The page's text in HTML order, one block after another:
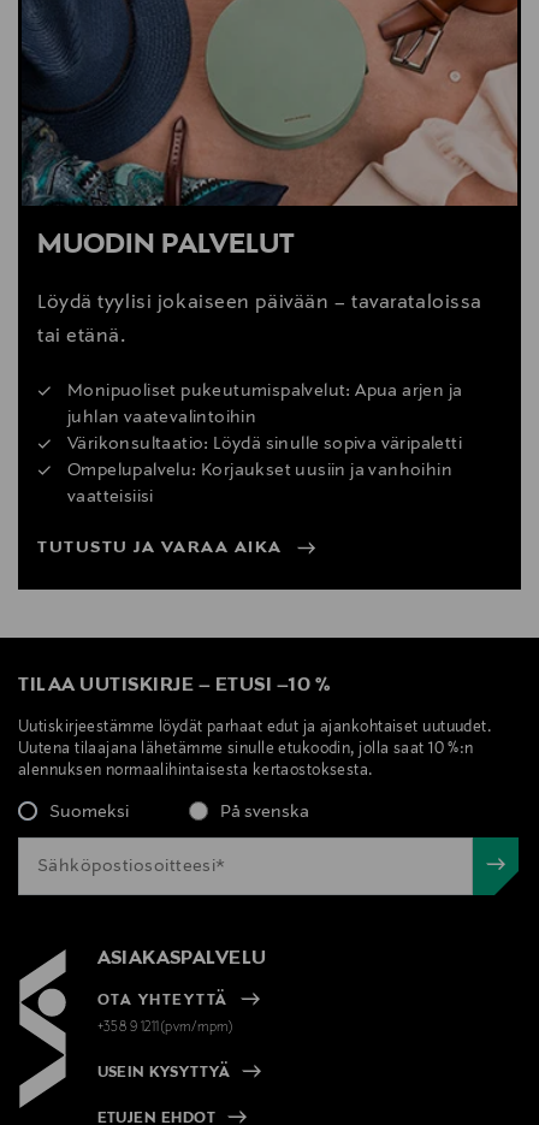
MUODIN PALVELUT
Löydä tyylisi jokaiseen päivään – tavarataloissa
tai etänä.
Monipuoliset pukeutumispalvelut: Apua arjen ja
juhlan vaatevalintoihin
Värikonsultaatio: Löydä sinulle sopiva väripaletti
Ompelupalvelu: Korjaukset uusiin ja vanhoihin
vaatteisiisi
TUTUSTU JA VARAA AIKA
TILAA UUTISKIRJE – ETUSI –10 %
Uutiskirjeestämme löydät parhaat edut ja ajankohtaiset uutuudet.
Uutena tilaajana lähetämme sinulle etukoodin, jolla saat 10 %:n
alennuksen normaalihintaisesta kertaostoksesta.
Suomeksi På svenska
ASIAKASPALVELU
OTA YHTEYTTÄ
+358 9 1211(pvm/mpm)
USEIN KYSYTTYÄ
ETUJEN EHDOT